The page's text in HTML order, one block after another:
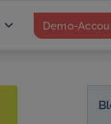
Demo-